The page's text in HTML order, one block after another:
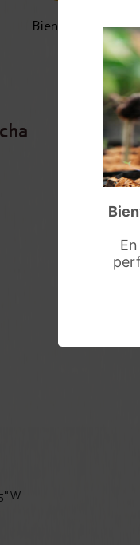
Bien fermentado
W